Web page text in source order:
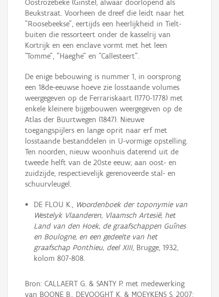
Oostrozebeke (Ginste), alwaar doorlopend als
Beukstraat. Voorheen de dreef die leidt naar het
"Roosebeekse", eertijds een heerlijkheid in Tielt-
buiten die ressorteert onder de kasselrij van
Kortrijk en een enclave vormt met het leen
"Tomme", "Haeghe" en "Callesteert".
De enige bebouwing is nummer 1, in oorsprong
een 18de-eeuwse hoeve zie losstaande volumes
weergegeven op de Ferrariskaart (1770-1778) met
enkele kleinere bijgebouwen weergegeven op de
Atlas der Buurtwegen (1847). Nieuwe
toegangspijlers en lange oprit naar erf met
losstaande bestanddelen in U-vormige opstelling.
Ten noorden, nieuw woonhuis daterend uit de
tweede helft van de 20ste eeuw; aan oost- en
zuidzijde, respectievelijk gerenoveerde stal- en
schuurvleugel.
DE FLOU K., Woordenboek der toponymie van
Westelyk Vlaanderen, Vlaamsch Artesië, het
Land van den Hoek, de graafschappen Guînes
en Boulogne, en een gedeelte van het
graafschap Ponthieu, deel XIII, Brugge, 1932,
kolom 807-808.
Bron: CALLAERT G. & SANTY P. met medewerking
van BOONE B., DEVOOGHT K. & MOEYKENS S. 2007: